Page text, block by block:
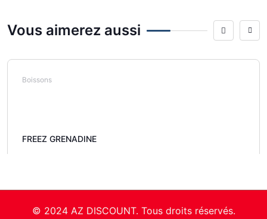
Vous aimerez aussi
Boissons
FREEZ GRENADINE
© 2024 AZ DISCOUNT. Tous droits réservés.